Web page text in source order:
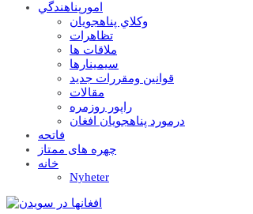
امورپناهندگي
وکلاي پناهجويان
تظاهرات
ملاقات ها
سيمينارها
قوانين ومقررات جديد
مقالات
راپور روزمره
درمورد پناهجويان افغان
فاتحه
چهره های ممتاز
خانه
Nyheter